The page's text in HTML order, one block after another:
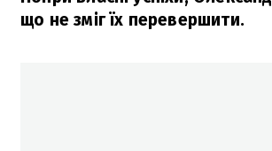
що не зміг їх перевершити.